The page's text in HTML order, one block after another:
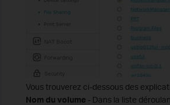
Vous trouverez ci-dessous des
Nom du volume- Dans la liste